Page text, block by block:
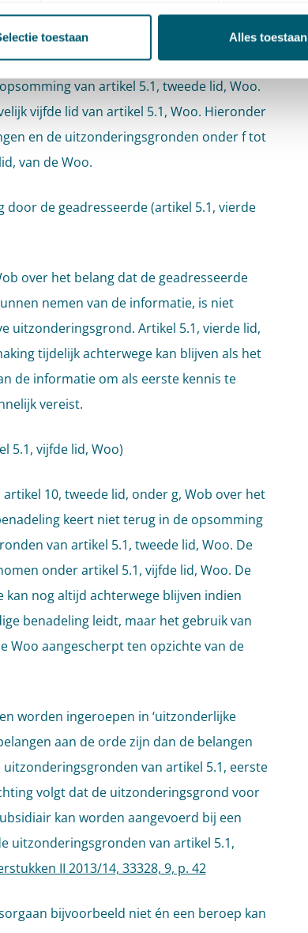
toestaan Alles toestaan
zijn (in deze vorm) wel nieuw.
10, tweede lid, onder f en g, Wob zijn
van artikel 5.1, tweede lid, Woo.
vijfde lid van artikel 5.1, Woo. Hieronder
en de uitzonderingsgronden onder f tot
van de Woo.
door de geadresseerde (artikel 5.1, vierde
over het belang dat de geadresseerde
nemen van de informatie, is niet
uitzonderingsgrond. Artikel 5.1, vierde lid,
tijdelijk achterwege kan blijven als het
de informatie om als eerste kennis te
vereist.
5.1, vijfde lid, Woo)
10, tweede lid, onder g, Wob over het
keert niet terug in de opsomming
van artikel 5.1, tweede lid, Woo. De
onder artikel 5.1, vijfde lid, Woo. De
nog altijd achterwege blijven indien
benadeling leidt, maar het gebruik van
Woo aangescherpt ten opzichte van de
worden ingeroepen in ‘uitzonderlijke
aan de orde zijn dan de belangen
van artikel 5.1, eerste
volgt dat de uitzonderingsgrond voor
kan worden aangevoerd bij een
uitzonderingsgronden van artikel 5.1,
II 2013/14, 33328, 9, p. 42
bijvoorbeeld niet én een beroep kan